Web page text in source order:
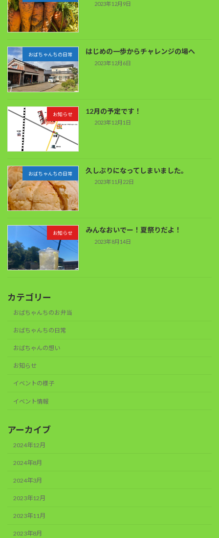
2023年12月9日
おばちゃんちの日常 はじめの一歩からチャレンジの場へ
2023年12月6日
お知らせ 12月の予定です！
2023年12月1日
おばちゃんちの日常 久しぶりになってしまいました。
2023年11月22日
お知らせ みんなおいでー！夏祭りだよ！
2023年8月14日
カテゴリー
おばちゃんちのお弁当
おばちゃんちの日常
おばちゃんの想い
お知らせ
イベントの様子
イベント情報
アーカイブ
2024年12月
2024年8月
2024年3月
2023年12月
2023年11月
2023年8月